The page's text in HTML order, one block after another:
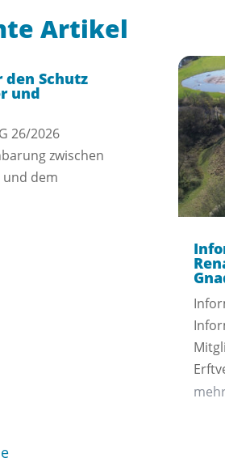
Artikel
den Schutz
und
26/2026
zwischen
dem